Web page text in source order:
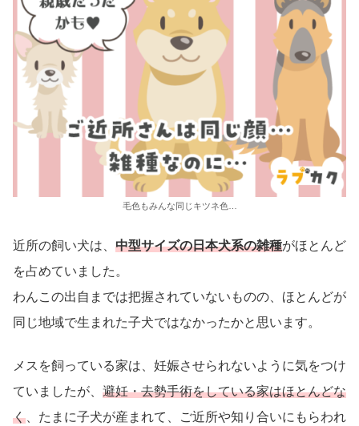
毛色もみんな同じキツネ色…
近所の飼い犬は、 中型サイズの日本犬系の雑種がほとんど
を占めていました。
わんこの出自までは把握されていないものの、ほとんどが
同じ地域で生まれた子犬ではなかったかと思います。
メスを飼っている家は、妊娠させられないように気をつけ
ていましたが、 避妊・去勢手術をしている家はほとんどな
く 、たまに子犬が産まれて、ご近所や知り合いにもらわれ